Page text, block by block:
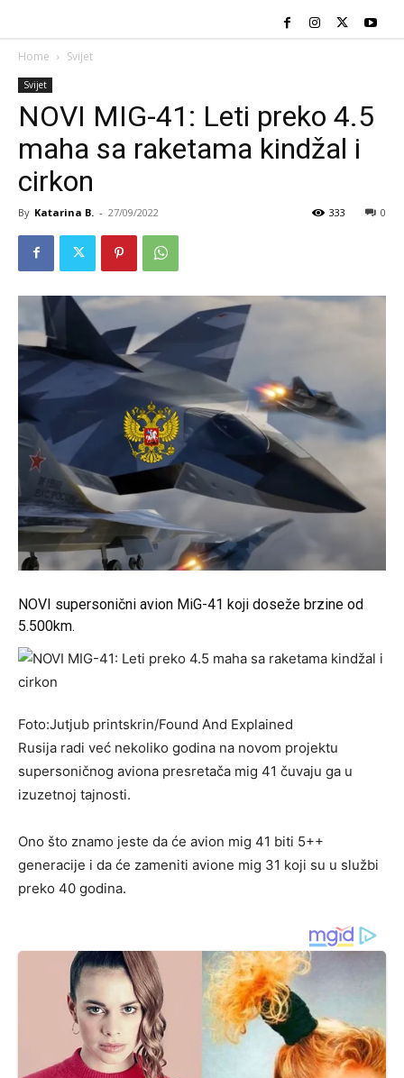
Home Svijet
Svijet
NOVI MIG-41: Leti preko 4.5
maha sa raketama kindžal i
cirkon
By Katarina B. - 27/09/2022 0
333
NOVI supersonični avion MiG-41 koji doseže brzine od
5.500km.
Foto:Jutjub printskrin/Found And Explained
Rusija radi već nekoliko godina na novom projektu
supersoničnog aviona presretača mig 41 čuvaju ga u
izuzetnoj tajnosti.
Ono što znamo jeste da će avion mig 41 biti 5++
generacije i da će zameniti avione mig 31 koji su u službi
preko 40 godina.